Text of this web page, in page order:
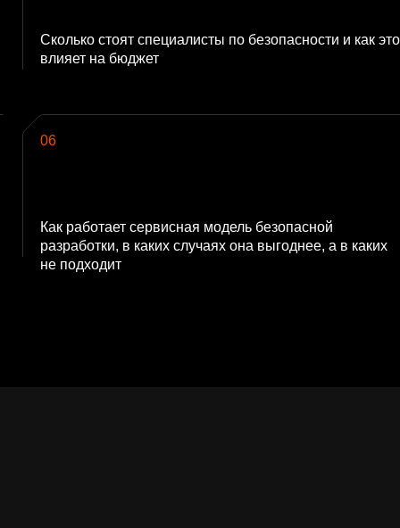
Сколько стоят специалисты по безопасности и как это
влияет на бюджет
Как работает сервисная модель безопасной
разработки, в каких случаях она выгоднее, а в каких
не подходит
06